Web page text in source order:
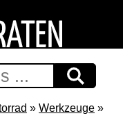
» Werkzeuge »